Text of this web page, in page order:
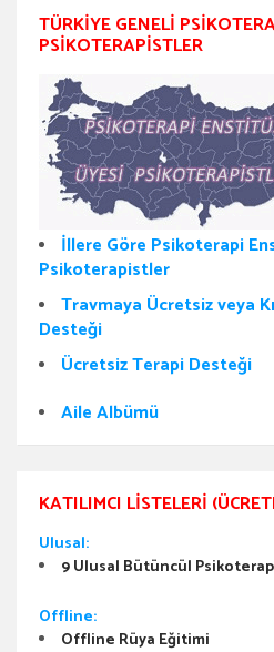
TÜRKIYE GENELI
PSIKOTERAPISTLER
İllere Göre Psikoterapi
Psikoterapistler
Travmaya Ücretsiz veya
Desteği
Ücretsiz Terapi Desteği
Aile Albümü
KATILIMCI LISTELERI
Ulusal:
9 Ulusal Bütüncül
Offline:
Offline Rüya Eğitimi